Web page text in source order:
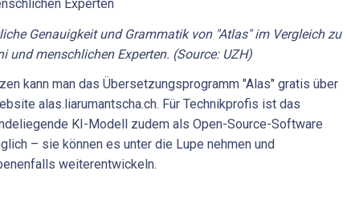
Genauigkeit und Grammatik von "Atlas" im Vergleich zu
und menschlichen Experten. (Source: UZH)
kann man das Übersetzungsprogramm "Alas" gratis über
alas.liarumantscha.ch. Für Technikprofis ist das
KI-Modell zudem als Open-Source-Software
– sie können es unter die Lupe nehmen und
weiterentwickeln.